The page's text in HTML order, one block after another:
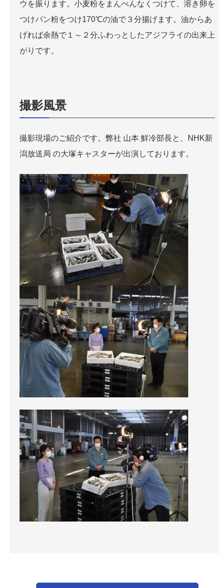
ウを振ります。小麦粉をまんべんなくつけて、溶き卵を
つけパン粉をつけ170℃の油で３分揚げます。油からあ
げれば余熱で１～２分ふわっとしたアジフライの出来上
がりです。
撮影風景
撮影現場のご紹介です。弊社 山本 鮮冷部長と、NHK新
潟放送局 の大塚キャスターが出演しております。